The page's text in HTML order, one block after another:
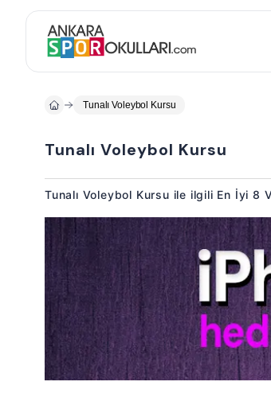
Tunalı Voleybol Kursu
Tunalı Voleybol Kursu
Tunalı Voleybol Kursu ile ilgili En İyi 8